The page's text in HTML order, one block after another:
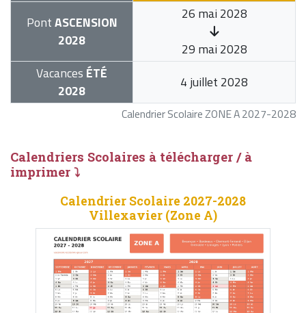
Calendrier Scolaire ZONE A 2027-2028
PontASCENSION
2028
26 mai 2028
29 mai 2028
Vacances ÉTÉ
2028
4 juillet 2028
Calendriers Scolaires à télécharger / à
imprimer ⤵
Calendrier Scolaire 2027-2028
Villexavier (Zone A)